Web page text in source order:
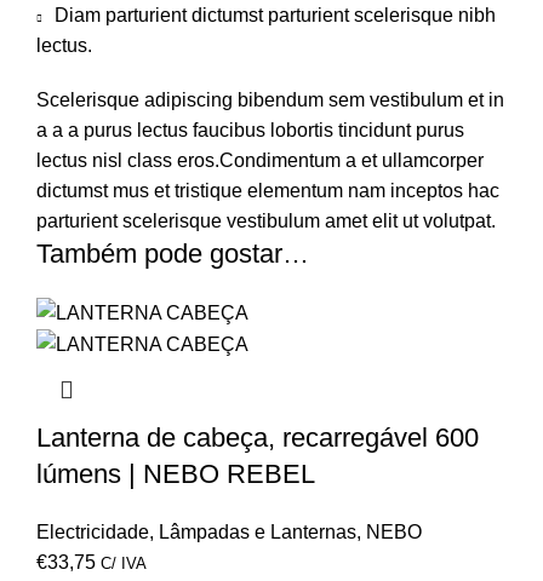
Diam parturient dictumst parturient scelerisque nibh
lectus.
Scelerisque adipiscing bibendum sem vestibulum et in
a a a purus lectus faucibus lobortis tincidunt purus
lectus nisl class eros.Condimentum a et ullamcorper
dictumst mus et tristique elementum nam inceptos hac
parturient scelerisque vestibulum amet elit ut volutpat.
Também pode gostar…
Lanterna de cabeça, recarregável 600
lúmens | NEBO REBEL
Electricidade, Lâmpadas e Lanternas, NEBO
€33,75 C/ IVA